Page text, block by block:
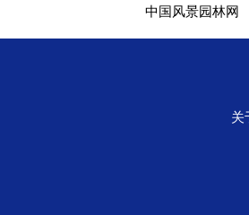
中国风景园林网
关